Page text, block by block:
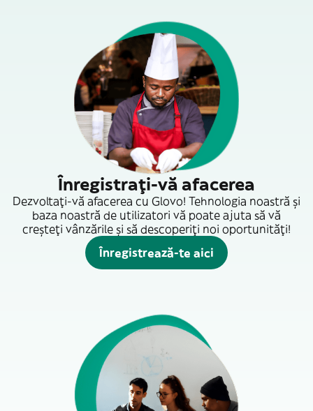
Înregistrați-vă afacerea
Dezvoltați-vă afacerea cu Glovo! Tehnologia noastră și
baza noastră de utilizatori vă poate ajuta să vă
creșteți vânzările și să descoperiți noi oportunități!
Înregistrează-te aici